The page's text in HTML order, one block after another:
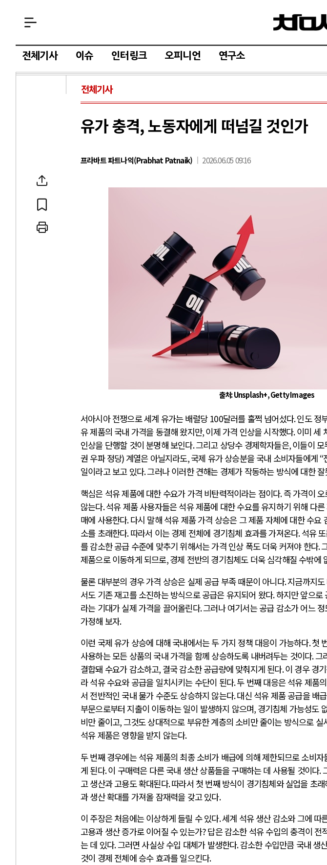
전체기사 이슈 인터링크 오피니언 연구소
전체기사
유가 충격, 노동자에게 떠넘길 것인가
프라바트 파트나익(Prabhat Patnaik) 2026.06.05 09:16
출처: Unsplash+, Getty Images
서아시아 전쟁으로 세계 유가는 배럴당 100달러를 훌쩍 넘어섰다.인도 정
유 제품의 국내 가격을 동결해 왔지만,이제 가격 인상을 시작했다.이미 세
인상을 단행할 것이 분명해 보인다.그리고 상당수 경제학자들은,이들이
권 우파 정당) 계열은 아닐지라도,국제 유가 상승분을 국내 소비자들에게 “
일이라고 보고 있다.그러나 이러한 견해는 경제가 작동하는 방식에 대한
핵심은 석유 제품에 대한 수요가 가격 비탄력적이라는 점이다.즉 가격이
않는다.석유 제품 사용자들은 석유 제품에 대한 수요를 유지하기 위해 다
매에 사용한다.다시 말해 석유 제품 가격 상승은 그 제품 자체에 대한 수요
소를 초래한다.따라서 이는 경제 전체에 경기침체 효과를 가져온다.석유
를 감소한 공급 수준에 맞추기 위해서는 가격 인상 폭도 더욱 커져야 한다.
제품으로 이동하게 되므로,경제 전반의 경기침체도 더욱 심각해질 수밖에
물론 대부분의 경우 가격 상승은 실제 공급 부족 때문이 아니다.지금까지
서도 기존 재고를 소진하는 방식으로 공급은 유지되어 왔다.하지만 앞으로
라는 기대가 실제 가격을 끌어올린다.그러나 여기서는 공급 감소가 어느
가정해 보자.
이런 국제 유가 상승에 대해 국내에서는 두 가지 정책 대응이 가능하다.첫
사용하는 모든 상품의 국내 가격을 함께 상승하도록 내버려두는 것이다.그
결합돼 수요가 감소하고, 결국 감소한 공급량에 맞춰지게 된다.이 경우 경
라 석유 수요와 공급을 일치시키는 수단이 된다.두 번째 대응은 석유 제품
서 전반적인 국내 물가 수준도 상승하지 않는다.대신 석유 제품 공급을 배
부문으로부터 지출이 이동하는 일이 발생하지 않으며, 경기침체 가능성도
비만 줄이고,그것도 상대적으로 부유한 계층의 소비만 줄이는 방식으로 실
석유 제품은 영향을 받지 않는다.
두 번째 경우에는 석유 제품의 최종 소비가 배급에 의해 제한되므로 소비
게 된다.이 구매력은 다른 국내 생산 상품들을 구매하는 데 사용될 것이다.
고 생산과 고용도 확대된다.따라서 첫 번째 방식이 경기침체와 실업을 초래
과 생산 확대를 가져올 잠재력을 갖고 있다.
이 주장은 처음에는 이상하게 들릴 수 있다.세계 석유 생산 감소와 그에 따
고용과 생산 증가로 이어질 수 있는가?답은 감소한 석유 수입의 충격이 전
는 데 있다.그러면 사실상 수입 대체가 발생한다.감소한 수입만큼 국내 생
것이 경제 전체에 승수 효과를 일으킨다.
러시아-우크라이나 전쟁
전쟁의 추상화: 우크라이나, 대리전의 역..
EU·우크라이나 드론 협력 직후, 러시아..
나토, 우크라 군사지원 2027년까지 공..
우크라이나, 덴마크, 에스토니아, 네덜란..
러·우크라, 대규모 공습 주고받아…민간 ..